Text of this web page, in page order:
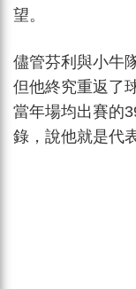
望。
儘管芬利與小牛
但他終究重返了
當年場均出賽的
錄，說他就是代